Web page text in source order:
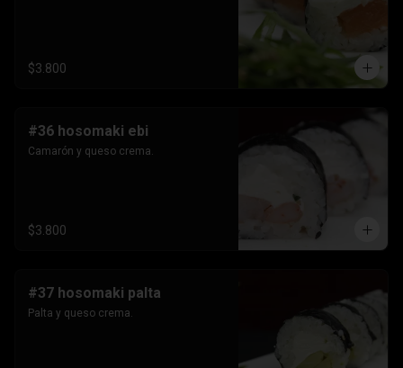
$3.800
#36 hosomaki ebi
Camarón y queso crema.
$3.800
#37 hosomaki palta
Palta y queso crema.